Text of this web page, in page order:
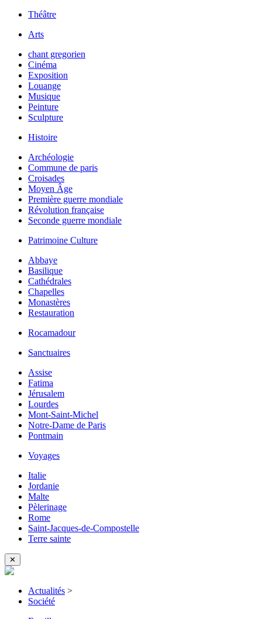
Théâtre
Arts
chant gregorien
Cinéma
Exposition
Louange
Musique
Peinture
Sculpture
Histoire
Archéologie
Commune de paris
Croisades
Moyen Âge
Première guerre mondiale
Révolution française
Seconde guerre mondiale
Patrimoine Culture
Abbaye
Basilique
Cathédrales
Chapelles
Monastères
Restauration
Rocamadour
Sanctuaires
Assise
Fatima
Jérusalem
Lourdes
Mont-Saint-Michel
Notre-Dame de Paris
Pontmain
Voyages
Italie
Jordanie
Malte
Pèlerinage
Rome
Saint-Jacques-de-Compostelle
Terre sainte
✕
Actualités >
Société